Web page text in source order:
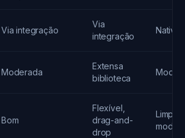
Via integração
Via
integração
Nativa
Moderada
Extensa
biblioteca
Bom
Flexível,
drag-and-
drop
Limpo,